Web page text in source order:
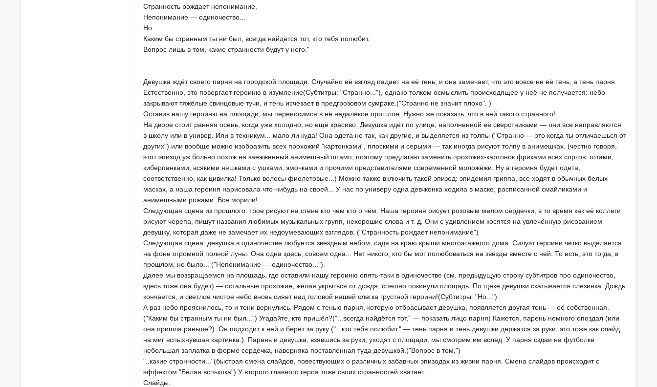
Странность рождает непонимание,
Непонимание — одиночество...
Но...
Каким бы странным ты ни был, всегда найдётся тот, кто тебя полюбит.
Вопрос лишь в том, какие странности будут у него."
Девушка ждёт своего парня на городской площади. Случайно её взгляд падает на её тень, и она замечает, что это вовсе не её тень, а тень парня.
Естественно, это повергает героиню в изумление(Субтитры: "Странно..."), однако толком осмыслить происходящее у неё не получается: небо
закрывают тяжёлые свинцовые тучи, и тень исчезает в предгрозовом сумраке.("Странно не значит плохо". )
Оставив нашу героиню на площади, мы переносимся в её недалёкое прошлое. Нужно же показать, что в ней такого странного!
На дворе стоит ранняя осень, когда уже холодно, но ещё красиво. Девушка идёт по улице, наполненной её сверстниками — они все направляются
в школу или в универ. Или в техникум... мало ли куда! Она одета не так, как другие, и выделяется из толпы ("Странно — это когда ты отличаешься от
других") или вообще можно изобразить всех прохожий "картонками", плоскими и серыми — так иногда рисуют толпу в анимешках. (честно говоря,
этот эпизод уж больно похож на заежженный анимешный штамп, поэтому предлагаю заменить прохожих-картонок фриками всех сортов: готами,
киберпанками, всякими няшками с ушками, эмочками и прочими представителями современной моложёжи. Ну а героиня будет одета,
соответственно, как цивилка! Только волосы фиолетовые...) Можно также включить такой эпизод: эпидемия гриппа, все ходят в обычных белых
масках, а наша героиня нарисовала что-нибудь на своей... У нас по универу одна девчконка ходила в маске, расписанной смайликами и
анимешными рожами. Все морили!
Следующая сцена из прошлого: трое рисуют на стене кто чем кто о чём. Наша героиня рисует розовым мелом сердечки, в то время как её коллеги
рисуют черепа, пишут названия любимых музыкальных групп, нехорошие слова и т. д. Они с удивлением косятся на увлечённую рисованием
девушку, которая даже не замечает их недоумевающих взглядов. ("Странность рождает непонимание")
Следующая сцена: девушка в одиночестве любуется звёздным небом, сидя на краю крыши многоэтажного дома. Силуэт героини чётко выделяется
на фоне огромной полной луны. Она одна здесь, совсем одна... Нет никого, кто бы мог полюбоваться на звёзды вместе с ней. То есть, это тогда, в
прошлом, не было... ("Непонимание — одиночество...").
Далее мы возвращаемся на площадь, где оставили нашу героиню опять-таки в одиночестве (см. предыдущую строку субтитров про одиночество,
здесь тоже она будет) — остальные прохожие, желая укрыться от дождя, спешно покинули площадь. По щеке девушки скатывается слезинка. Дождь
кончается, и светлое чистое небо вновь сияет над головой нашей слегка грустной героини!(Субтитры: "Но...")
А раз небо прояснилось, то и тени вернулись. Рядом с тенью парня, которую отбрасывает девушка, появляется другая тень — её собственная.
("Каким бы странным ты ни был...") Угадайте, кто пришёл?("...всегда найдётся тот," — показать лицо парня) Кажется, парень немного опоздал (или
она пришла раньше?). Он подходит к ней и берёт за руку ("...кто тебя полюбит." — тень парня и тень девушки держатся за руки, это тоже как слайд,
на миг вспыхнувшая картинка.). Парень и девушка, взявшись за руки, уходят с площади, мы смотрим им вслед. У парня сздаи на футболке
небольшая заплатка в форме сердечка, наверняка поставленная туда девушкой.("Вопрос в том,")
"..какие странности..."(быстрая смена слайдов, повествующих о различных забавных эпизодах из жизни парня. Смена слайдов происходит с
эффектом "Белая вспышка") У второго главного героя тоже своих странностей хватает...
Слайды: